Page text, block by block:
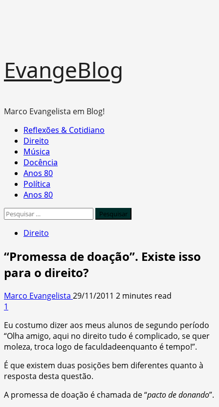
to
content
EvangeBlog
Marco Evangelista em Blog!
Primary
Menu
Reflexões & Cotidiano
Direito
Música
Docência
Anos 80
Política
Anos 80
Pesquisar
Direito
“Promessa de doação”. Existe isso
para o direito?
Marco Evangelista 29/11/2011 2 minutes read
1
Eu costumo dizer aos meus alunos de segundo período
“Olha amigo, aqui no direito tudo é complicado, se quer
moleza, troca logo de faculdadeenquanto é tempo!”.
É que existem duas posições bem diferentes quanto à
resposta desta questão.
A promessa de doação é chamada de “pacto de donando”.